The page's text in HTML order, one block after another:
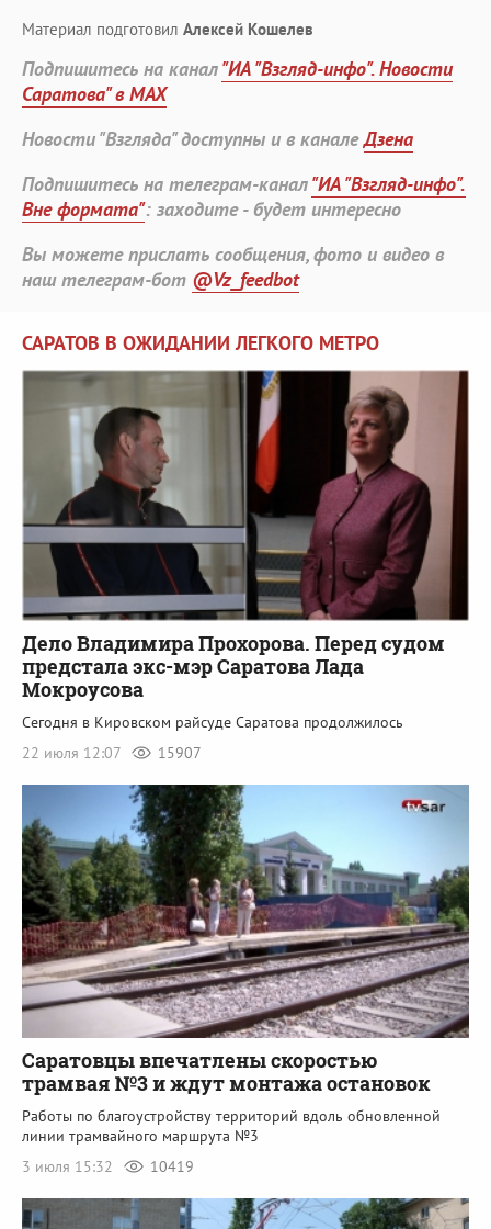
Материал подготовил Алексей Кошелев
Подпишитесь на канал"ИА "Взгляд-инфо". Новости
Саратова" в MAX
Новости "Взгляда" доступны и в каналеДзена
Подпишитесь на телеграм-канал"ИА "Взгляд-инфо".
Вне формата": заходите - будет интересно
Вы можете прислать сообщения, фото и видео в
наш телеграм-бот @Vz_feedbot
САРАТОВ В ОЖИДАНИИ ЛЕГКОГО МЕТРО
Дело Владимира Прохорова. Перед судом
предстала экс-мэр Саратова Лада
Мокроусова
Сегодня в Кировском райсуде Саратова продолжилось
22 июля 12:07
15907
Саратовцы впечатлены скоростью
трамвая №3 и ждут монтажа остановок
Работы по благоустройству территорий вдоль обновленной
линии трамвайного маршрута №3
3 июля 15:32
10419